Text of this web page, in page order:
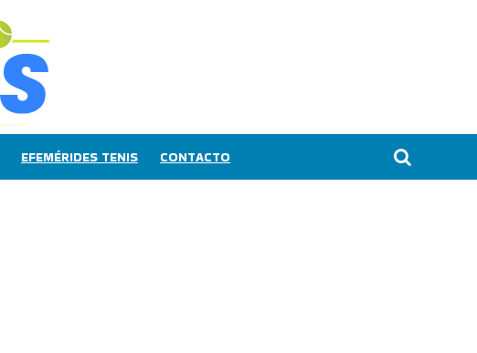
EFEMÉRIDES TENIS CONTACTO